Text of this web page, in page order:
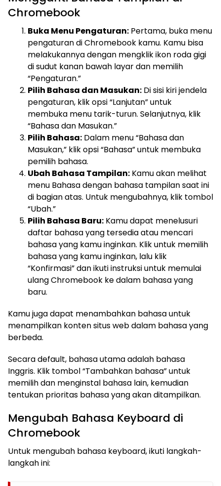
Chromebook
Buka Menu Pengaturan: Pertama, buka menu
pengaturan di Chromebook kamu. Kamu bisa
melakukannya dengan mengklik ikon roda gigi
di sudut kanan bawah layar dan memilih
“Pengaturan.”
Pilih Bahasa dan Masukan: Di sisi kiri jendela
pengaturan, klik opsi “Lanjutan” untuk
membuka menu tarik-turun. Selanjutnya, klik
“Bahasa dan Masukan.”
Pilih Bahasa: Dalam menu “Bahasa dan
Masukan,” klik opsi “Bahasa” untuk membuka
pemilih bahasa.
Ubah Bahasa Tampilan: Kamu akan melihat
menu Bahasa dengan bahasa tampilan saat ini
di bagian atas. Untuk mengubahnya, klik tombol
“Ubah.”
Pilih Bahasa Baru: Kamu dapat menelusuri
daftar bahasa yang tersedia atau mencari
bahasa yang kamu inginkan. Klik untuk memilih
bahasa yang kamu inginkan, lalu klik
“Konfirmasi” dan ikuti instruksi untuk memulai
ulang Chromebook ke dalam bahasa yang
baru.
Kamu juga dapat menambahkan bahasa untuk
menampilkan konten situs web dalam bahasa yang
berbeda.
Secara default, bahasa utama adalah bahasa
Inggris. Klik tombol “Tambahkan bahasa” untuk
memilih dan menginstal bahasa lain, kemudian
tentukan prioritas bahasa yang akan ditampilkan.
Mengubah Bahasa Keyboard di
Chromebook
Untuk mengubah bahasa keyboard, ikuti langkah-
langkah ini: